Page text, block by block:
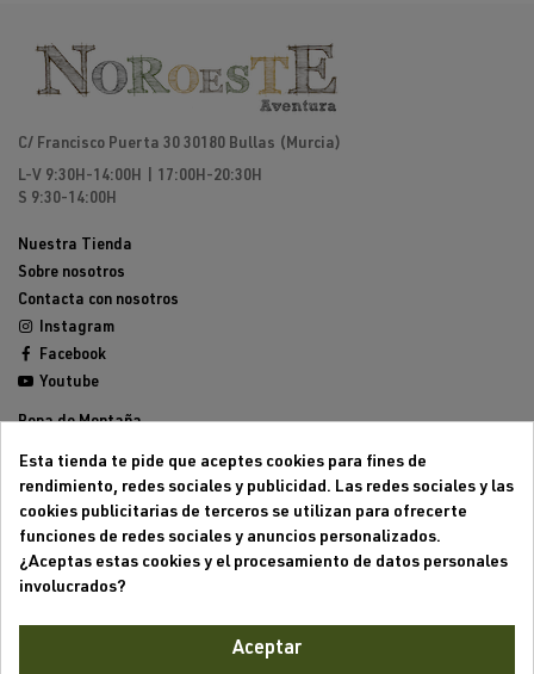
C/ Francisco Puerta 30 30180 Bullas (Murcia)
L-V 9:30H-14:00H | 17:00H-20:30H
S 9:30-14:00H
Nuestra Tienda
Sobre nosotros
Contacta con nosotros
Instagram
Facebook
Youtube
Ropa de Montaña
Mochilas de montaña
Equipamiento de Montaña
Trailrunning
Outlet
Condiciones generales de venta
Esta tienda te pide que aceptes cookies para fines de
rendimiento, redes sociales y publicidad. Las redes sociales y las
cookies publicitarias de terceros se utilizan para ofrecerte
funciones de redes sociales y anuncios personalizados.
¿Aceptas estas cookies y el procesamiento de datos personales
involucrados?
Aceptar